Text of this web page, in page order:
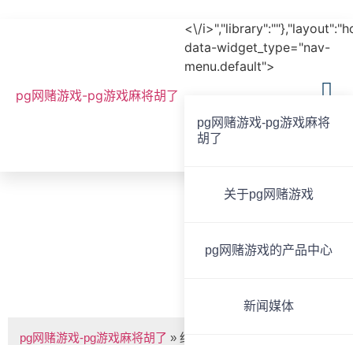
pg网赌游戏-pg游戏麻将胡了
<\/
data-widget_type="nav-
menu.default">
pg网赌游戏-pg游戏麻将
胡了
关于pg网赌游戏
pg网赌游戏的产品中心
新闻媒体
红外信号接收器 bvs-pg网赌游戏
pg网赌游戏-pg游戏麻将胡了 » 红外信号接收器 bvs-9952q